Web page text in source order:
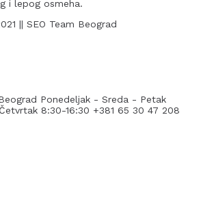
i lepog osmeha.
|| SEO Team Beograd
Ponedeljak - Sreda - Petak
8:30-16:30 +381 65 30 47 208